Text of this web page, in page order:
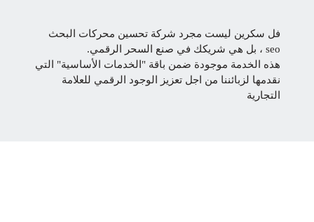
فل سكرين ليست مجرد شركة تحسين محركات البحث
seo ، بل هي شريكك في صنع السحر الرقمي.
هذه الخدمة موجودة ضمن باقة "الخدمات الأساسية" التي
نقدمها لزبائننا من اجل تعزيز الوجود الرقمي للعلامة
التجارية